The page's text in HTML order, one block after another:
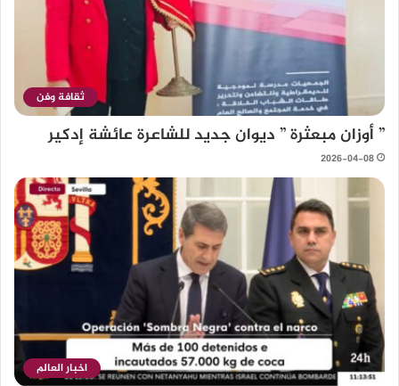
ثقافة وفن
” أوزان مبعثرة ” ديوان جديد للشاعرة عائشة إدكير
2026-04-08
اخبار العالم